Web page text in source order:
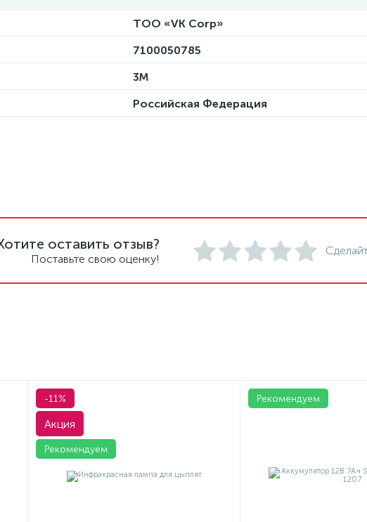
ТОО «VK Corp»
7100050785
3М
Российская Федерация
оставить отзыв?
Поставьте свою оценку!
-11%
Акция
Рекомендуем
Рекомендуем